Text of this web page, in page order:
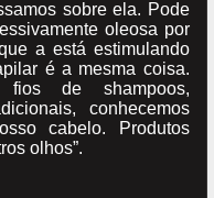
sobre ela. Pode
oleosa por
a está estimulando
é a mesma coisa.
fios de shampoos,
conhecemos
cabelo. Produtos
olhos”.